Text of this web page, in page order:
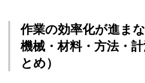
作業の効率化が進ま
機械・材料・方法・
とめ）